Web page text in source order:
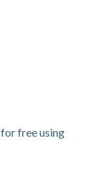
free using